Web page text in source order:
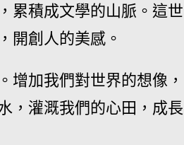
累積成文學的山脈。這世
開創人的美感。
增加我們對世界的想像，
，灌溉我們的心田，成長